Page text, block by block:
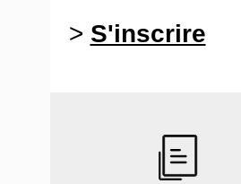
> S'inscrire